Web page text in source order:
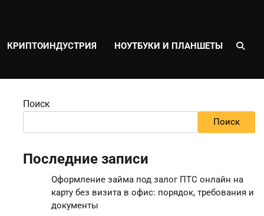
КРИПТОИНДУСТРИЯ НОУТБУКИ И ПЛАНШЕТЫ
Поиск
Поиск
Последние записи
Оформление займа под залог ПТС онлайн на
карту без визита в офис: порядок, требования и
документы